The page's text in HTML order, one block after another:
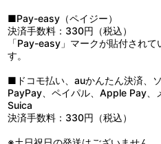
■Pay-easy（ペイジー）
決済手数料：330円（税込）
「Pay-easy」マークが貼付され
す。
■ドコモ払い、auかんたん決済、
PayPay、ペイパル、Apple Pay、
Suica
決済手数料：330円（税込）